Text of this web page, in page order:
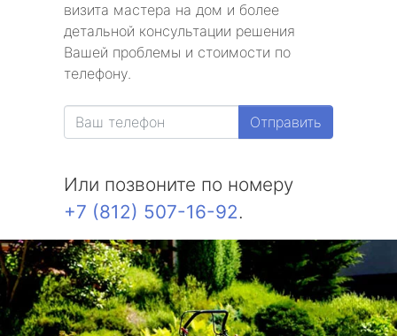
визита мастера на дом и более
детальной консультации решения
Вашей проблемы и стоимости по
телефону.
Отправить
Или позвоните по номеру
+7 (812) 507-16-92.